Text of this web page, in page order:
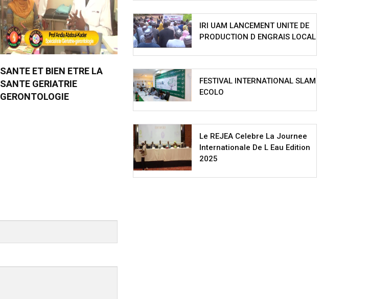
SANTE ET BIEN ETRE LA
SANTE GERIATRIE
GERONTOLOGIE
IRI UAM LANCEMENT UNITE DE
PRODUCTION D ENGRAIS LOCAL
FESTIVAL INTERNATIONAL SLAM
ECOLO
Le REJEA Celebre La Journee
Internationale De L Eau Edition
2025